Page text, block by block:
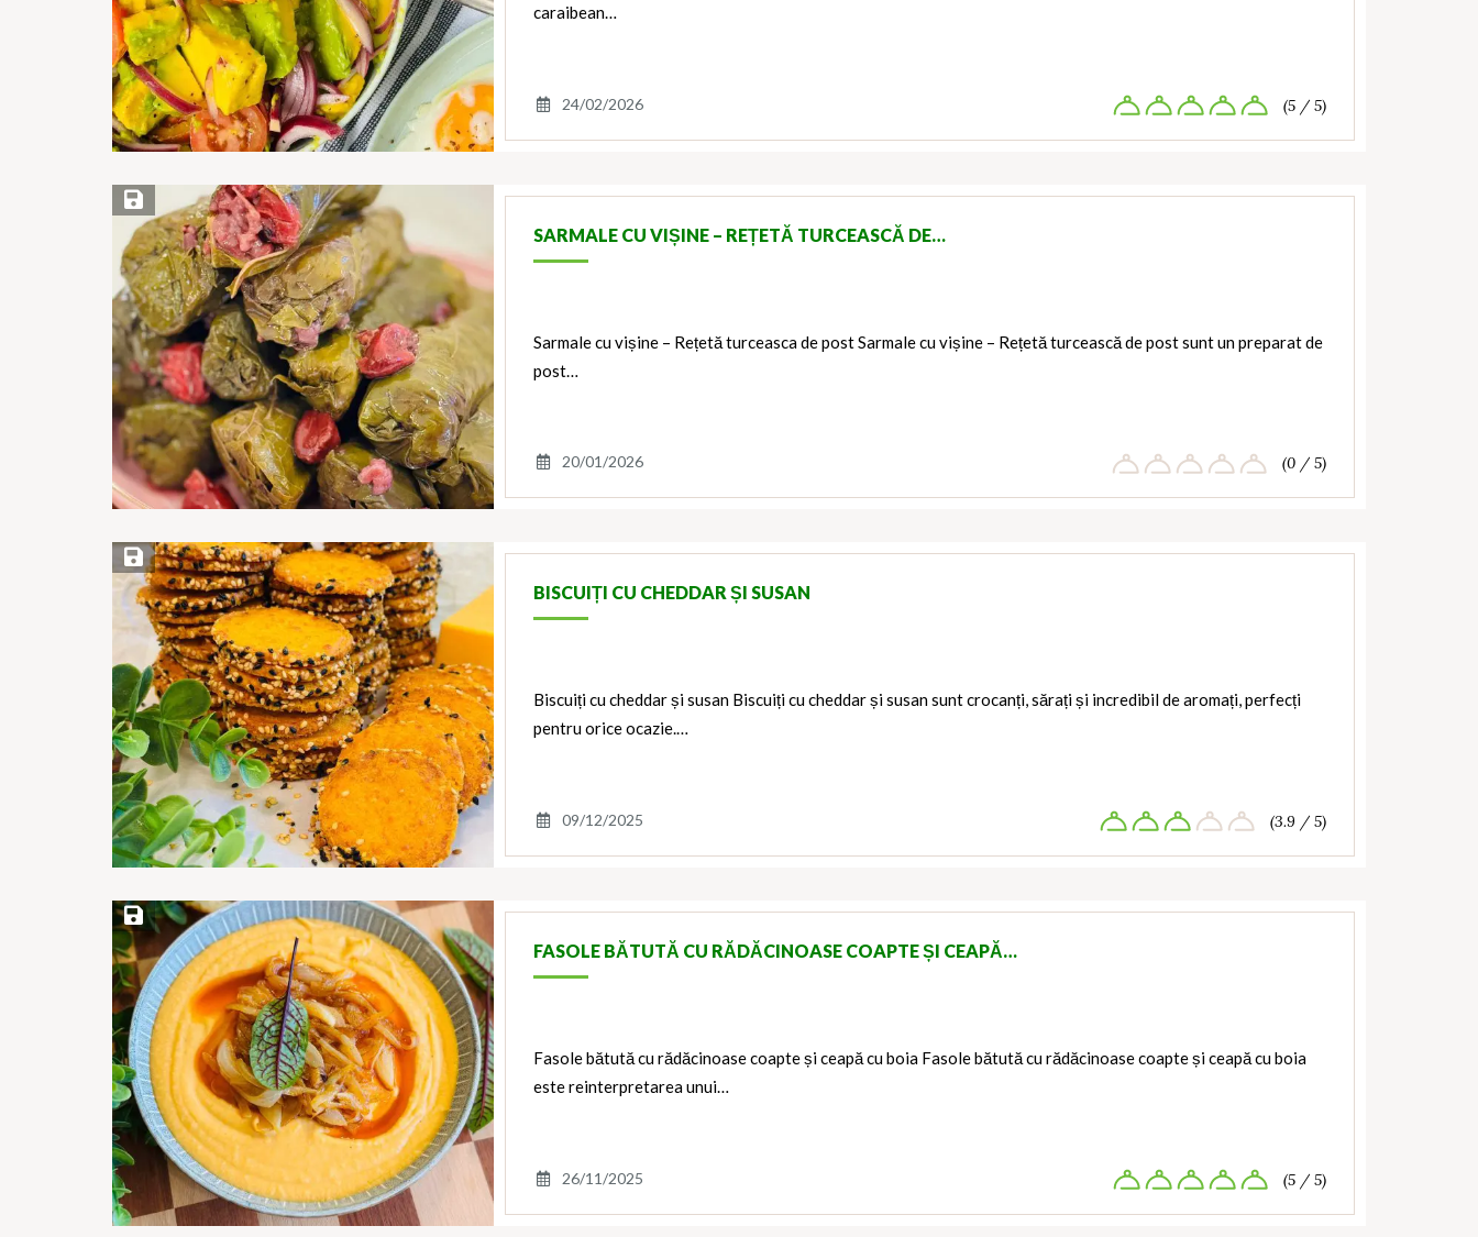
caraibean…
24/02/2026 (5 / 5)
Save Recipe
SARMALE CU VIȘINE – REȚETĂ TURCEASCĂ DE…
Sarmale cu vișine – Rețetă turceasca de post Sarmale cu vișine – Rețetă turcească de post sunt un preparat de
post…
20/01/2026 (0 / 5)
Save Recipe
BISCUIȚI CU CHEDDAR ȘI SUSAN
Biscuiți cu cheddar și susan Biscuiți cu cheddar și susan sunt crocanți, sărați și incredibil de aromați, perfecți
pentru orice ocazie.…
09/12/2025 (3.9 / 5)
Save Recipe
FASOLE BĂTUTĂ CU RĂDĂCINOASE COAPTE ȘI CEAPĂ…
Fasole bătută cu rădăcinoase coapte și ceapă cu boia Fasole bătută cu rădăcinoase coapte și ceapă cu boia
este reinterpretarea unui…
26/11/2025 (5 / 5)